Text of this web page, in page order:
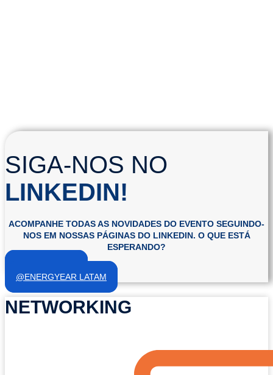
SIGA-NOS NO
LINKEDIN!
ACOMPANHE TODAS AS NOVIDADES DO EVENTO SEGUINDO-
NOS EM NOSSAS PÁGINAS DO LINKEDIN. O QUE ESTÁ
ESPERANDO?
@ENERGYEAR LATAM
NETWORKING​